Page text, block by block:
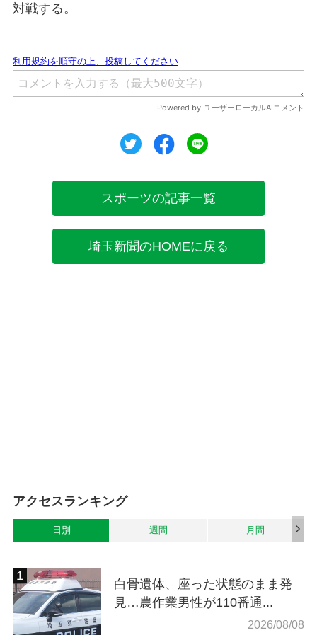
対戦する。
ツイートシェア
スポーツの記事一覧
埼玉新聞のHOMEに戻る
アクセスランキング
日別 週間 月間
白骨遺体、座った状態のまま発
見…農作業男性が110番通...
2026/08/08